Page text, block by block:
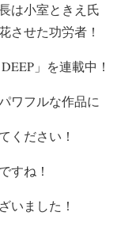
は小室ときえ氏
させた功労者！
」 を連載中！
ワフルな作品に
ください！
ですね！
いました！